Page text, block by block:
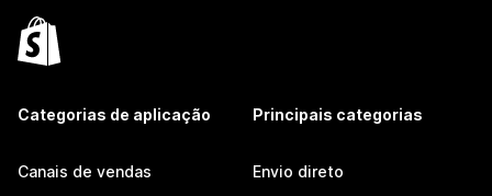
Categorias de aplicação
Canais de vendas
Principais categorias
Envio direto